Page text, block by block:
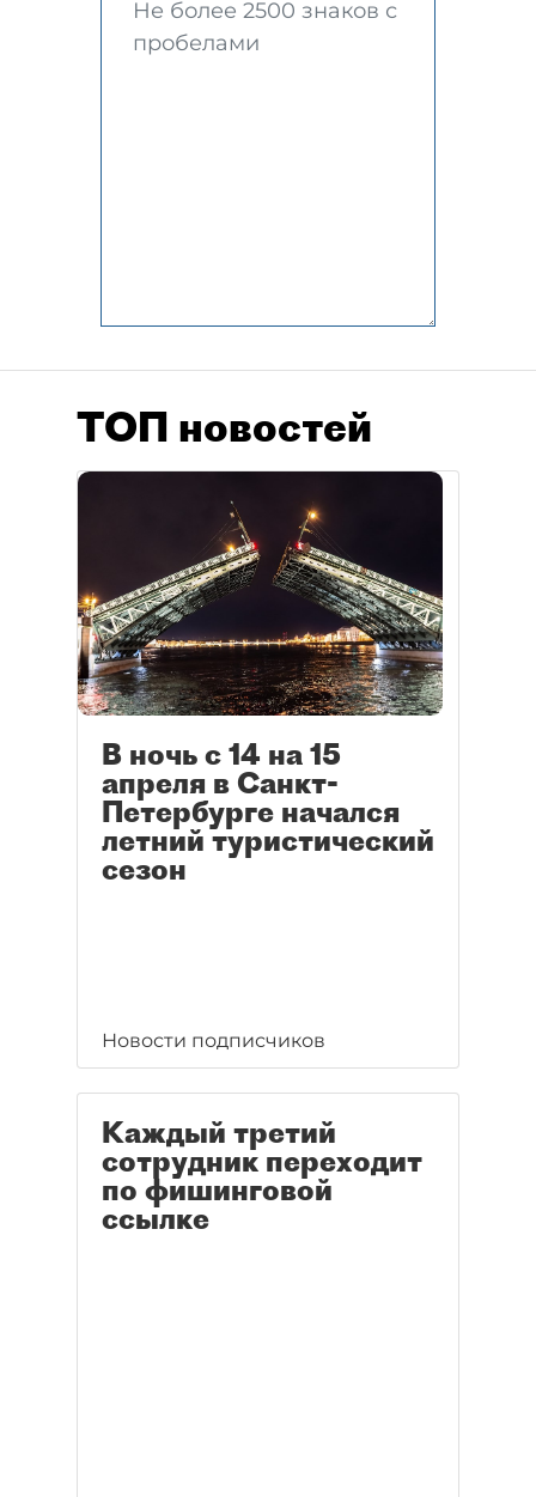
ТОП новостей
В ночь с 14 на 15
апреля в Санкт-
Петербурге начался
летний туристический
сезон
Новости подписчиков
Каждый третий
сотрудник переходит
по фишинговой
ссылке